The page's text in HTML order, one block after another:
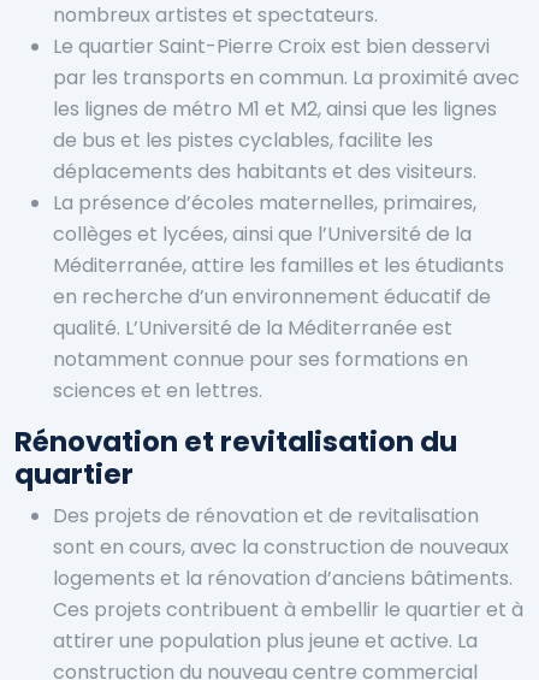
nombreux artistes et spectateurs.
Le quartier Saint-Pierre Croix est bien desservi
par les transports en commun. La proximité avec
les lignes de métro M1 et M2, ainsi que les lignes
de bus et les pistes cyclables, facilite les
déplacements des habitants et des visiteurs.
La présence d’écoles maternelles, primaires,
collèges et lycées, ainsi que l’Université de la
Méditerranée, attire les familles et les étudiants
en recherche d’un environnement éducatif de
qualité. L’Université de la Méditerranée est
notamment connue pour ses formations en
sciences et en lettres.
Rénovation et revitalisation du
quartier
Des projets de rénovation et de revitalisation
sont en cours, avec la construction de nouveaux
logements et la rénovation d’anciens bâtiments.
Ces projets contribuent à embellir le quartier et à
attirer une population plus jeune et active. La
construction du nouveau centre commercial